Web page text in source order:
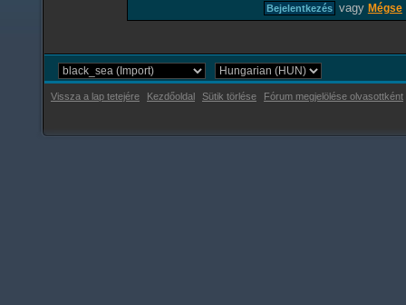
vagy Mégse
Vissza a lap tetejére Kezdőoldal Sütik törlése Fórum megjelölése olvasottként